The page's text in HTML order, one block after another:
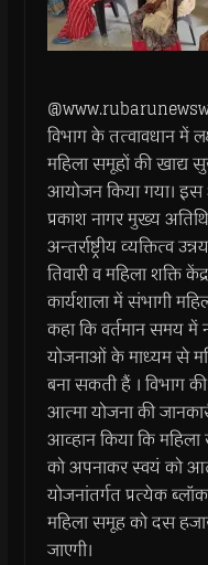
विभाग के तत्वावधान में
महिला समूहों की खाद्य
आयोजन किया गया।
प्रकाश नागर मुख्य अतिथि
अन्तर्राष्ट्रीय व्यक्तित्व
तिवारी व महिला शक्ति
कार्यशाला में संभागी
कहा कि वर्तमान समय में
योजनाओं के माध्यम से
बना सकती हैं । विभाग
आत्मा योजना की
आव्हान किया कि
को अपनाकर स्वयं को
योजनांतर्गत प्रत्येक
महिला समूह को दस
जाएगी।